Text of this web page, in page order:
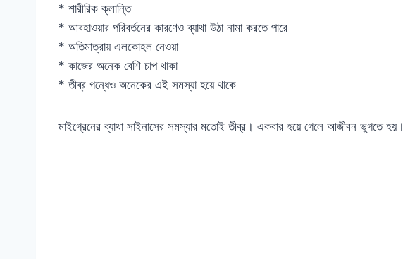
* শারীরিক ক্লান্তি
* আবহাওয়ার পরিবর্তনের কারণেও ব্যাথা উঠা নামা করতে পারে
* অতিমাত্রায় এলকোহল নেওয়া
* কাজের অনেক বেশি চাপ থাকা
* তীব্র গন্ধেও অনেকের এই সমস্যা হয়ে থাকে
মাইগ্রেনের ব্যাথা সাইনাসের সমস্যার মতোই তীব্র। একবার হয়ে গেলে আজীবন ভুগতে হয়।